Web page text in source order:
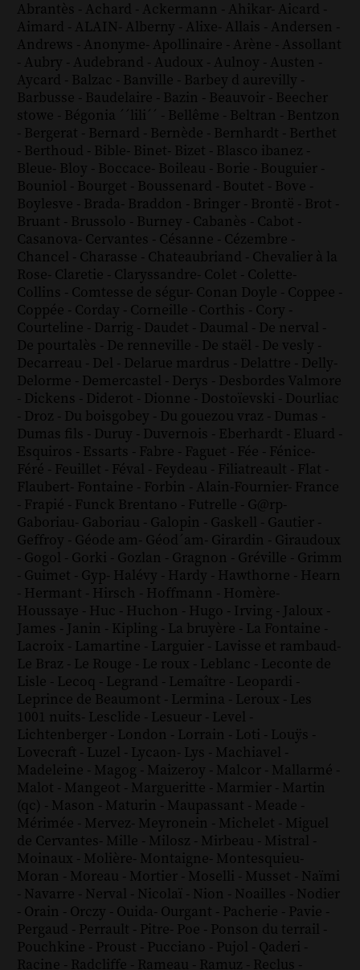
Abrantès - Achard - Ackermann - Ahikar- Aicard -
Aimard - ALAIN- Alberny - Alixe- Allais - Andersen -
Andrews - Anonyme- Apollinaire - Arène - Assollant
- Aubry - Audebrand - Audoux - Aulnoy - Austen -
Aycard - Balzac - Banville - Barbey d aurevilly -
Barbusse - Baudelaire - Bazin - Beauvoir - Beecher
stowe - Bégonia ´´lili´´ - Bellême - Beltran - Bentzon
- Bergerat - Bernard - Bernède - Bernhardt - Berthet
- Berthoud - Bible- Binet- Bizet - Blasco ibanez -
Bleue- Bloy - Boccace- Boileau - Borie - Bouguier -
Bouniol - Bourget - Boussenard - Boutet - Bove -
Boylesve - Brada- Braddon - Bringer - Brontë - Brot -
Bruant - Brussolo - Burney - Cabanès - Cabot -
Casanova- Cervantes - Césanne - Cézembre -
Chancel - Charasse - Chateaubriand - Chevalier à la
Rose- Claretie - Claryssandre- Colet - Colette-
Collins - Comtesse de ségur- Conan Doyle - Coppee -
Coppée - Corday - Corneille - Corthis - Cory -
Courteline - Darrig - Daudet - Daumal - De nerval -
De pourtalès - De renneville - De staël - De vesly -
Decarreau - Del - Delarue mardrus - Delattre - Delly-
Delorme - Demercastel - Derys - Desbordes Valmore
- Dickens - Diderot - Dionne - Dostoïevski - Dourliac
- Droz - Du boisgobey - Du gouezou vraz - Dumas -
Dumas fils - Duruy - Duvernois - Eberhardt - Eluard -
Esquiros - Essarts - Fabre - Faguet - Fée - Fénice-
Féré - Feuillet - Féval - Feydeau - Filiatreault - Flat -
Flaubert- Fontaine - Forbin - Alain-Fournier- France
- Frapié - Funck Brentano - Futrelle - G@rp-
Gaboriau- Gaboriau - Galopin - Gaskell - Gautier -
Geffroy - Géode am- Géod´am- Girardin - Giraudoux
- Gogol - Gorki - Gozlan - Gragnon - Gréville - Grimm
- Guimet - Gyp- Halévy - Hardy - Hawthorne - Hearn
- Hermant - Hirsch - Hoffmann - Homère-
Houssaye - Huc - Huchon - Hugo - Irving - Jaloux -
James - Janin - Kipling - La bruyère - La Fontaine -
Lacroix - Lamartine - Larguier - Lavisse et rambaud-
Le Braz - Le Rouge - Le roux - Leblanc - Leconte de
Lisle - Lecoq - Legrand - Lemaître - Leopardi -
Leprince de Beaumont - Lermina - Leroux - Les
1001 nuits- Lesclide - Lesueur - Level -
Lichtenberger - London - Lorrain - Loti - Louÿs -
Lovecraft - Luzel - Lycaon- Lys - Machiavel -
Madeleine - Magog - Maizeroy - Malcor - Mallarmé -
Malot - Mangeot - Margueritte - Marmier - Martin
(qc) - Mason - Maturin - Maupassant - Meade -
Mérimée - Mervez- Meyronein - Michelet - Miguel
de Cervantes- Mille - Milosz - Mirbeau - Mistral -
Moinaux - Molière- Montaigne- Montesquieu-
Moran - Moreau - Mortier - Moselli - Musset - Naïmi
- Navarre - Nerval - Nicolaï - Nion - Noailles - Nodier
- Orain - Orczy - Ouida- Ourgant - Pacherie - Pavie -
Pergaud - Perrault - Pitre- Poe - Ponson du terrail -
Pouchkine - Proust - Pucciano - Pujol - Qaderi -
Racine - Radcliffe - Rameau - Ramuz - Reclus -